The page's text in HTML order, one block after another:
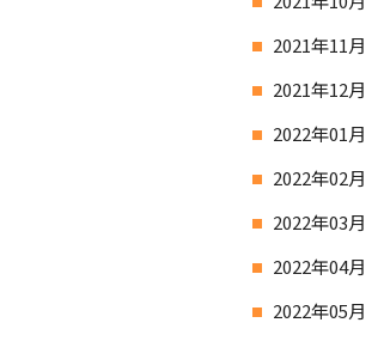
2021年11月
2021年12月
2022年01月
2022年02月
2022年03月
2022年04月
2022年05月